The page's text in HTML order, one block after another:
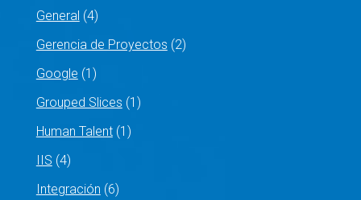
General (4)
Gerencia de Proyectos (2)
Google (1)
Grouped Slices (1)
Human Talent(1)
IIS (4)
Integración (6)